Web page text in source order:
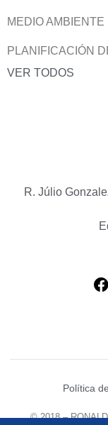
MEDIO AMBIENTE
PLANIFICACIÓN
VER TODOS
R. Júlio
© 2018 –
Política